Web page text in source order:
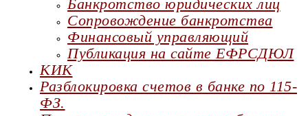
Банкротство юридических лиц
Сопровождение банкротства
Финансовый управляющий
Публикация на сайте ЕФРСДЮЛ
КИК
Разблокировка счетов в банке по 115-
ФЗ.